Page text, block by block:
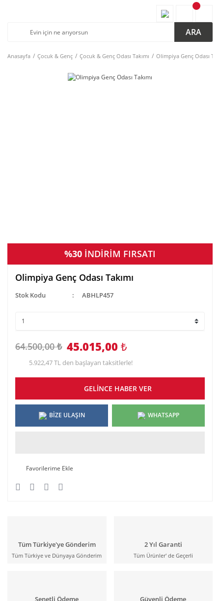
ARA
Anasayfa Çocuk & Genç Çocuk & Genç Odası Takımı Olimpiya Genç Odası
%30 İNDİRİM FIRSATI
Olimpiya Genç Odası Takımı
Stok Kodu ABHLP457
64.500,00 ₺ 45.015,00 ₺
5.922,47 TL den başlayan taksitlerle!
GELİNCE HABER VER
BİZE ULAŞIN WHATSAPP
Tüm Türkiye'ye Gönderim
Tüm Türkiye ve Dünyaya Gönderim
2 Yıl Garanti
Tüm Ürünler' de Geçerli
Senetli Ödeme Güvenli Ödeme